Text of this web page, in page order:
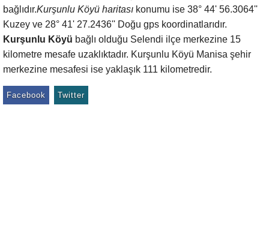
bağlıdır.Kurşunlu Köyü haritası konumu ise 38° 44' 56.3064''
Kuzey ve 28° 41' 27.2436'' Doğu gps koordinatlarıdır.
Kurşunlu Köyü bağlı olduğu Selendi ilçe merkezine 15
kilometre mesafe uzaklıktadır. Kurşunlu Köyü Manisa şehir
merkezine mesafesi ise yaklaşık 111 kilometredir.
Facebook Twitter